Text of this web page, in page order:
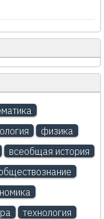
физика
всеобщая история
технология